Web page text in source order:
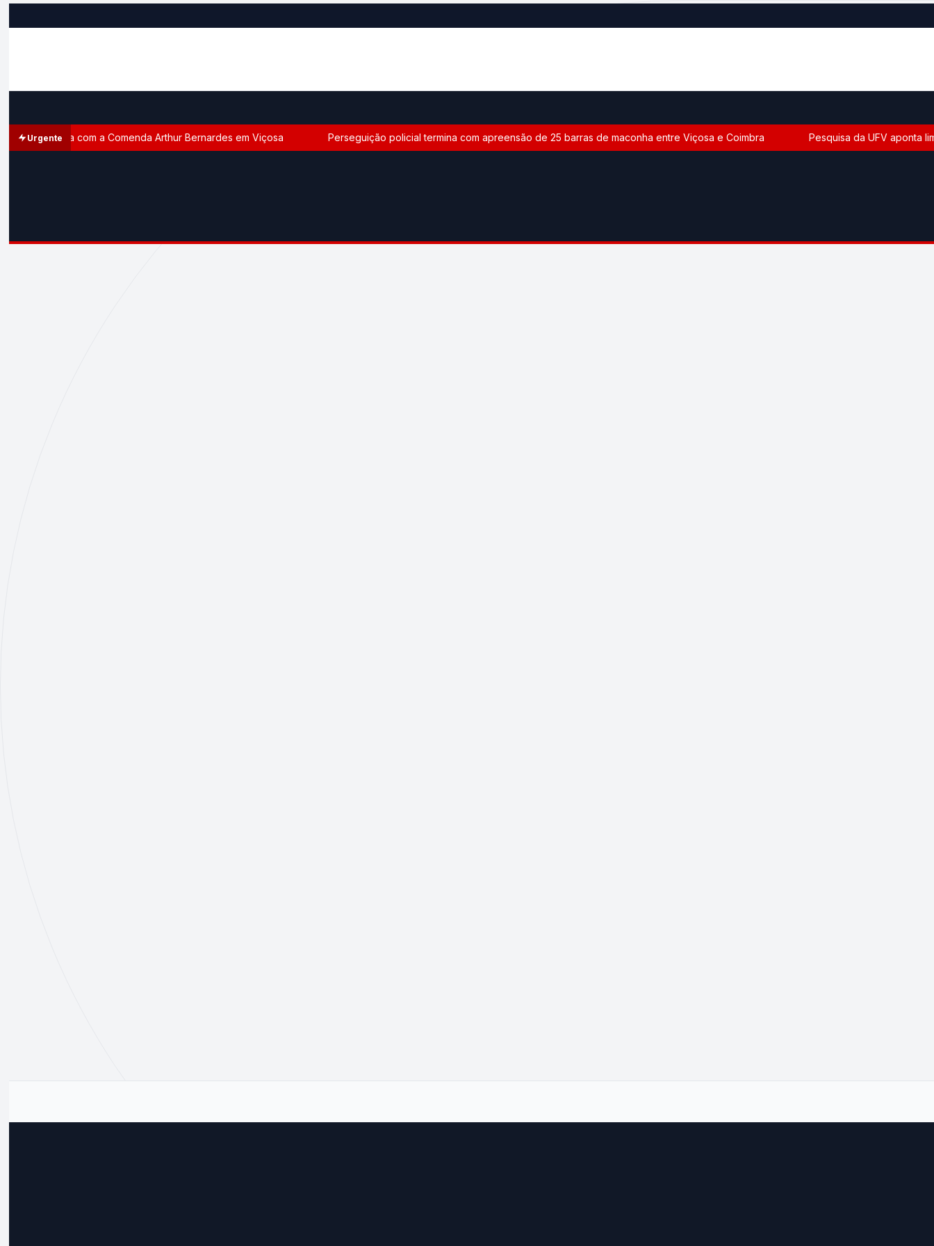
Urgente com a Comenda Arthur Bernardes em Viçosa Perseguição policial termina com apreensão de 25 barras de maconha entre Viçosa e Coimbra Pesquisa da UFV aponta